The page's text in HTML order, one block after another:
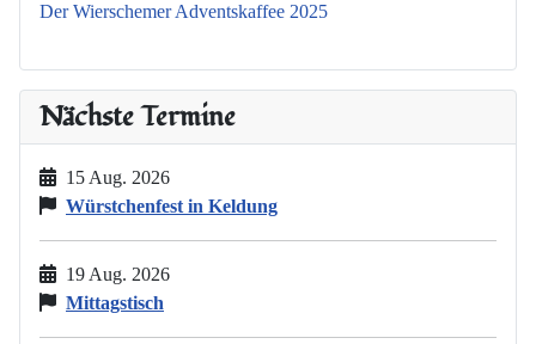
Der Wierschemer Adventskaffee 2025
Nächste Termine
15 Aug. 2026
Würstchenfest in Keldung
19 Aug. 2026
Mittagstisch